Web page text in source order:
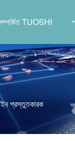
TUOSHI
প্রস্তুতকারক